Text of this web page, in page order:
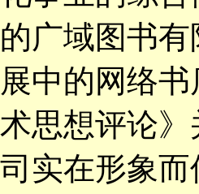
广域图书
中的网络
思想评论
实在形象